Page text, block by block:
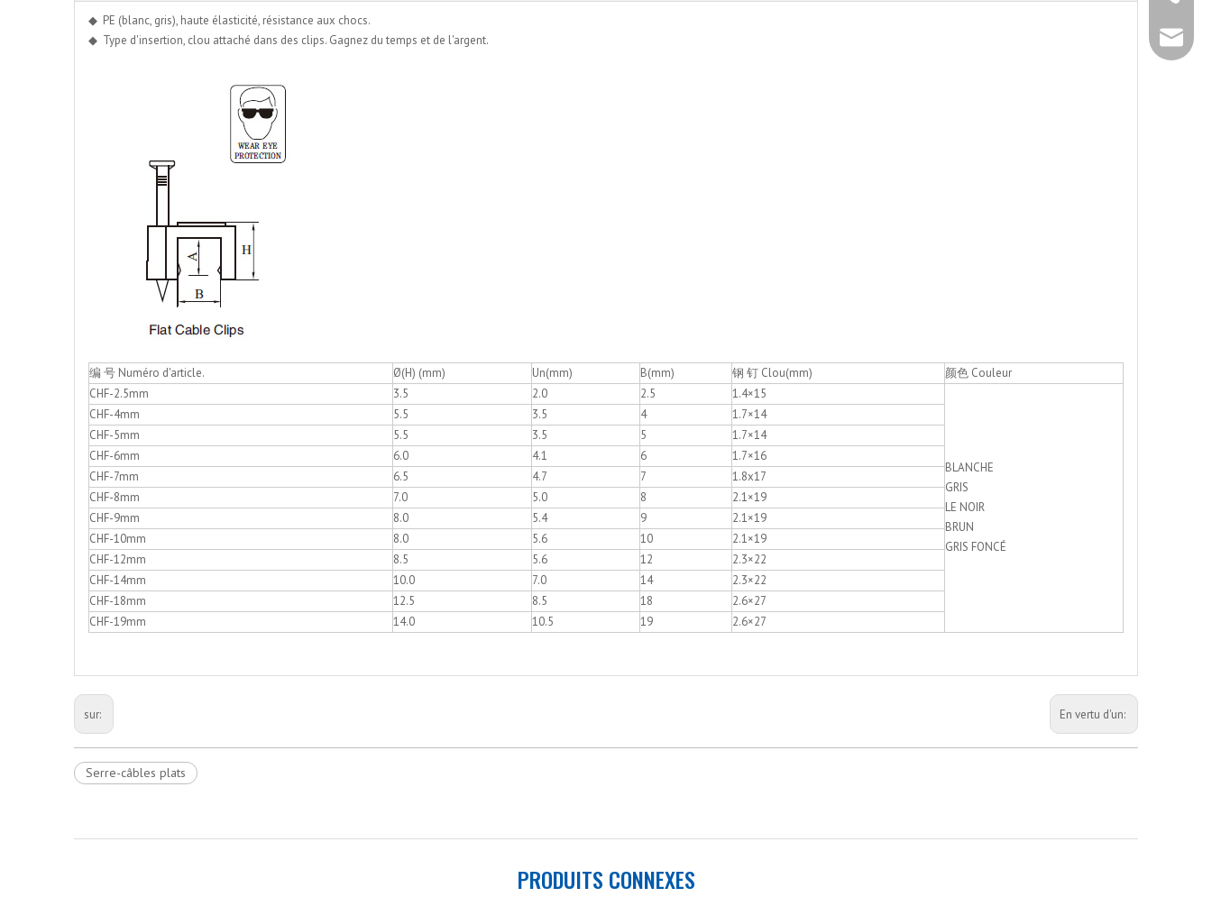
◆ PE (blanc, gris), haute élasticité, résistance aux chocs.
◆ Type d'insertion, clou attaché dans des clips. Gagnez du temps et de l'argent.
编 号 Numéro d'article. Ø(H) (mm) Un(mm) B(mm) 钢 钉 Clou(mm)
颜色 Couleur
CHF-2.5mm
3.5 2.0 2.5 1.4×15
BLANCHE
GRIS
LE NOIR
BRUN
GRIS FONCÉ
CHF-4mm 5.5 3.5 4
1.7×14
CHF-5mm
5.5 3.5 5
1.7×14
CHF-6mm
6.0 4.1 6
1.7×16
CHF-7mm
6.5 4.7 7
1.8x17
CHF-8mm
7.0 5.0 8
2.1×19
CHF-9mm
8.0 5.4 9
2.1×19
CHF-10mm
8.0 5.6 10
2.1×19
CHF-12mm
8.5 5.6 12
2.3×22
CHF-14mm
10.0 7.0 14
2.3×22
CHF-18mm
12.5 8.5 18
2.6×27
CHF-19mm
14.0 10.5 19 2.6×27
sur: En vertu d'un:
Serre-câbles plats
PRODUITS CONNEXES
+86 -